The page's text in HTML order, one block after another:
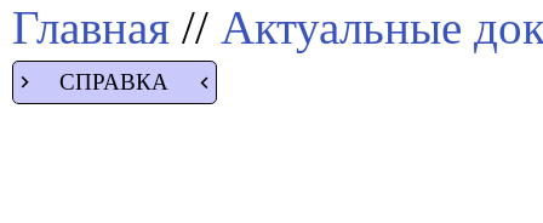
Главная // Актуальные
СПРАВКА